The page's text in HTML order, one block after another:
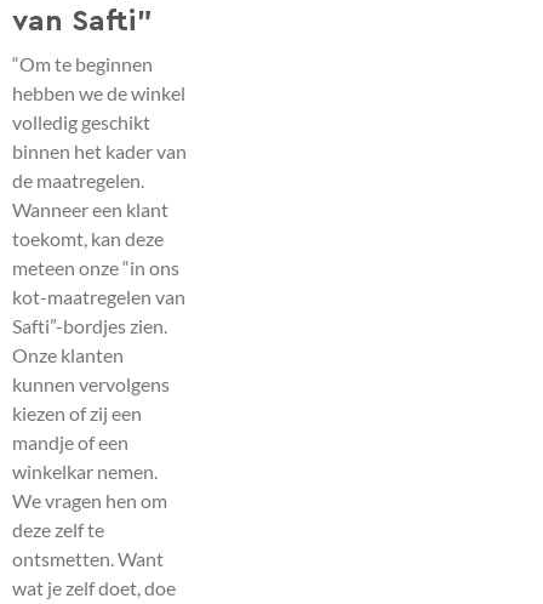
van Safti”
“Om te beginnen
hebben we de winkel
volledig geschikt
binnen het kader van
de maatregelen.
Wanneer een klant
toekomt, kan deze
meteen onze “in ons
kot-maatregelen van
Safti”-bordjes zien.
Onze klanten
kunnen vervolgens
kiezen of zij een
mandje of een
winkelkar nemen.
We vragen hen om
deze zelf te
ontsmetten. Want
wat je zelf doet, doe